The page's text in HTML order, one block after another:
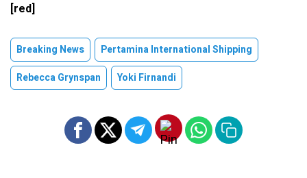
[red]
Breaking News
Pertamina International Shipping
Rebecca Grynspan
Yoki Firnandi